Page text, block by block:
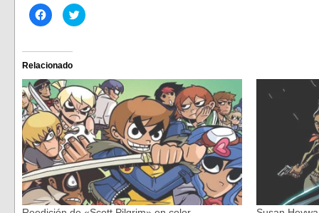
Haz
clic
Facebook
(Se
abre
en
una
ventana
nueva)
Haz
clic
en
una
ventana
nueva)
Relacionado